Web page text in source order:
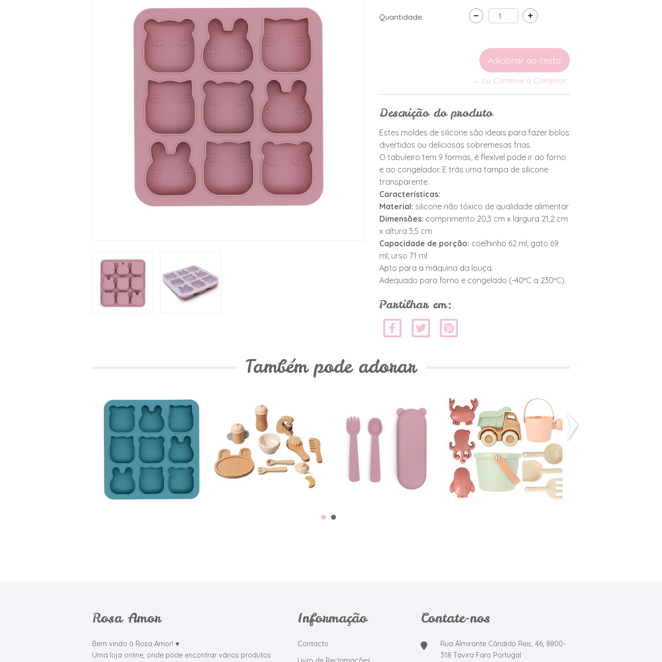
Quantidade:
← ou Continue a Comprar
Descrição do produto
Estes moldes de silicone são ideais para fazer bolos
divertidos ou deliciosas sobremesas frias.
O tabuleiro tem 9 formas, é flexível pode ir ao forno
e ao congelador. E trás uma tampa de silicone
transparente.
Características:
Material: silicone não tóxico de qualidade alimentar
Dimensões: comprimento 20,3 cm x largura 21,2 cm
x altura 3,5 cm
Capacidade de porção: coelhinho 62 ml; gato 69
ml; urso 71 ml
Apto para a máquina da louça.
Adequado para forno e congelado (-40ºC a 230ºC).
Partilhar em:
Também pode adorar
Formas Para
Bolos
€18,00
Conjunto para
Bonecas
€32,95
Caixa Com
Talheres - Rosa
€13,95
Set Brinquedos
de Praia - Sage
Esgotado
Rosa Amor
Bem vindo à Rosa Amor! ♥
Uma loja online, onde pode encontrar vários produtos
Informação
Contacto
Contate-nos
Rua Almirante Cândido Reis, 46, 8800-
318 Tavira Faro Portugal